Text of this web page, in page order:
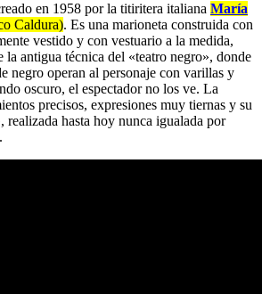
en 1958 por la titiritera italiana María
Caldura). Es una marioneta construida con
vestido y con vestuario a la medida,
la antigua técnica del «teatro negro», donde
negro operan al personaje con varillas y
oscuro, el espectador no los ve. La
precisos, expresiones muy tiernas y su
realizada hasta hoy nunca igualada por